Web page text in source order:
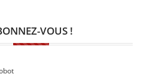
VOUS !